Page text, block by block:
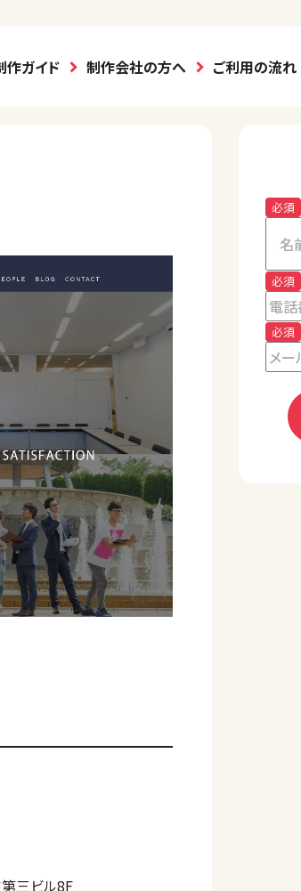
作ガイド 制作会社の方へ ご利用の流れ
三ビル8F
必須
必須
必須